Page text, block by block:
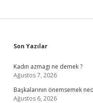
Sidebar
Son Yazılar
Kadın azmagı ne demek ?
Ağustos 7, 2026
Başkalarının önemsemek
Ağustos 6, 2026